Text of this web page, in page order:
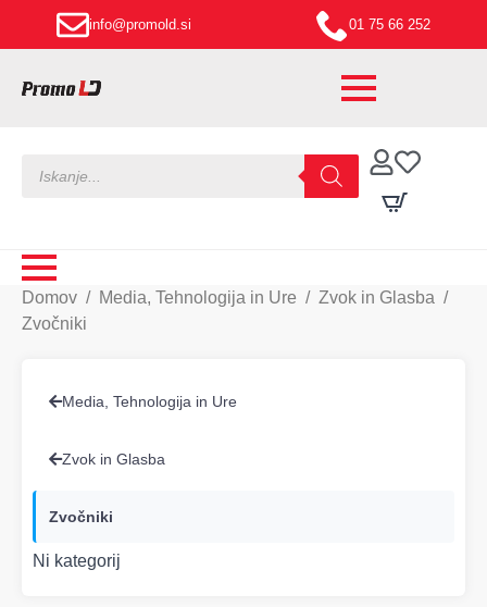
info@promold.si 01 75 66 252
search
Domov Media, Tehnologija in Ure
Zvok in Glasba
Zvočniki
Media, Tehnologija in Ure
Zvok in Glasba
Zvočniki
Ni kategorij